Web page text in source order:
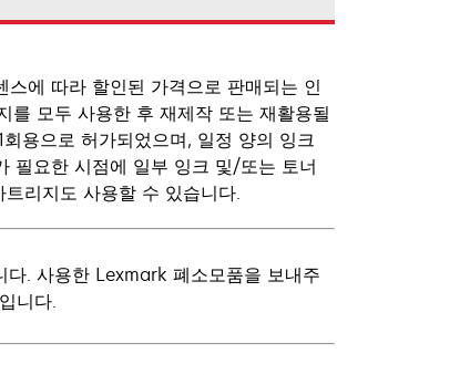
에 따라 할인된 가격으로 판매되는 인
를 모두 사용한 후 재제작 또는 재활용될
용으로 허가되었으며, 일정 양의 잉크
필요한 시점에 일부 잉크 및/또는 토너
리지도 사용할 수 있습니다.
. 사용한 Lexmark 폐소모품을 보내주
니다.